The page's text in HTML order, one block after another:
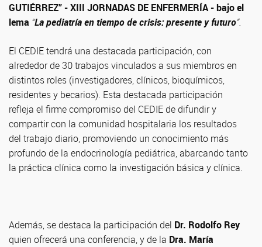
GUTIÉRREZ” - XIII JORNADAS DE ENFERMERÍA - bajo el
lema “La pediatría en tiempo de crisis: presente y futuro”.
El CEDIE tendrá una destacada participación, con
alrededor de 30 trabajos vinculados a sus miembros en
distintos roles (investigadores, clínicos, bioquímicos,
residentes y becarios). Esta destacada participación
refleja el firme compromiso del CEDIE de difundir y
compartir con la comunidad hospitalaria los resultados
del trabajo diario, promoviendo un conocimiento más
profundo de la endocrinología pediátrica, abarcando tanto
la práctica clínica como la investigación básica y clínica.
Además, se destaca la participación del Dr. Rodolfo Rey
quien ofrecerá una conferencia, y de la Dra. María